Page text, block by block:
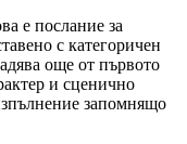
е послание за
с категоричен
още от първото
и сценично
запомнящо